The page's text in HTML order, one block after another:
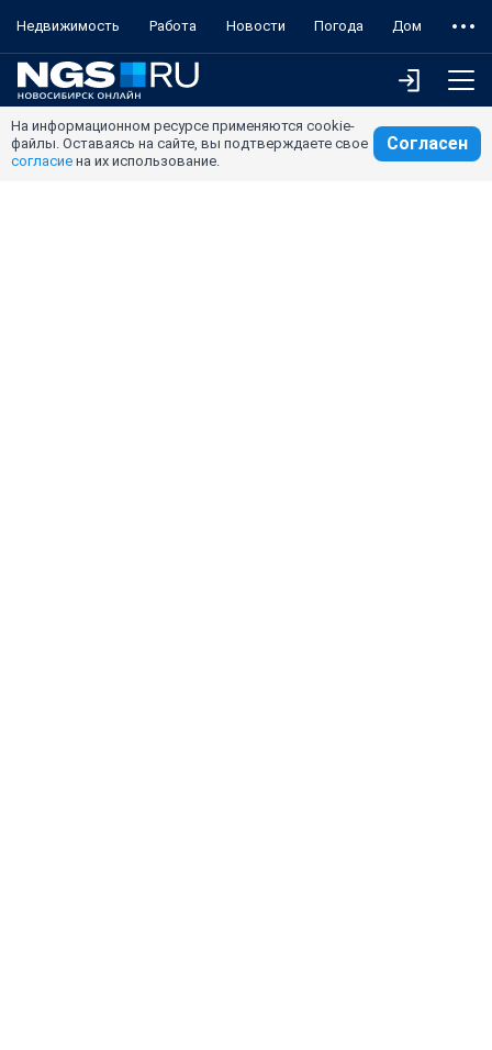
Недвижимость Работа Новости Погода Дом
На информационном ресурсе применяются cookie-
файлы. Оставаясь на сайте, вы подтверждаете свое
согласие на их использование.
Согласен